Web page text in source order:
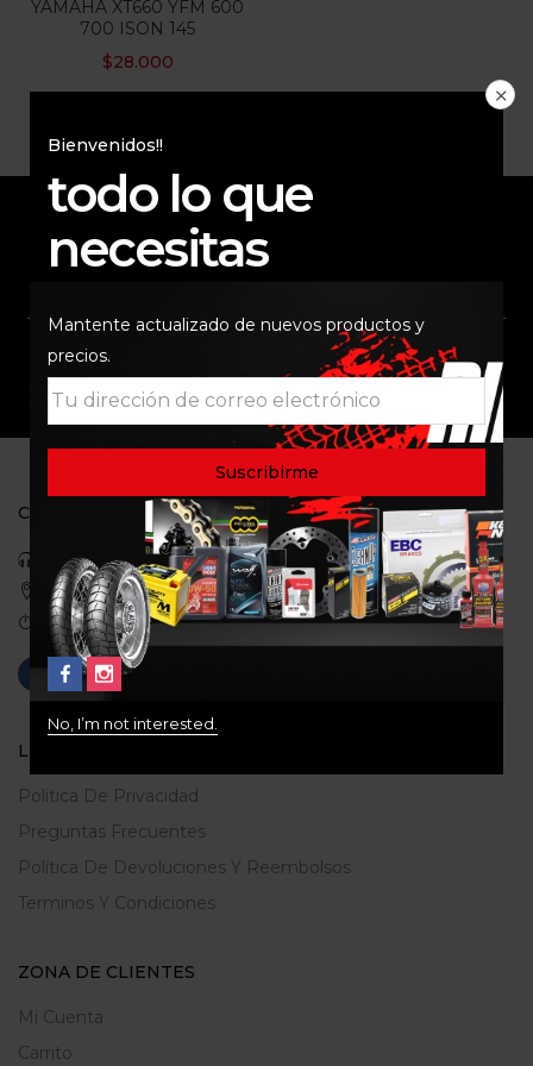
YAMAHA XT660 YFM 600
700 ISON 145
$28.000
Bienvenidos!!
todo lo que
necesitas
Mantente actualizado de nuevos productos y
precios.
No, I’m not interested.
ENVÍO RAPIDO Y
SOPORTE COMUNIDAD
CONTACTO
Celular: 3113422933
Medellin, Colombia
Correo: gerencia@ridershouse.co
LEGALES
Politica De Privacidad
Preguntas Frecuentes
Política De Devoluciones Y Reembolsos
Terminos Y Condiciones
ZONA DE CLIENTES
Mi Cuenta
Carrito